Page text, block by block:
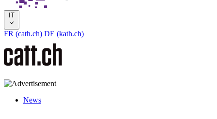
IT
FR (cath.ch) DE (kath.ch)
News